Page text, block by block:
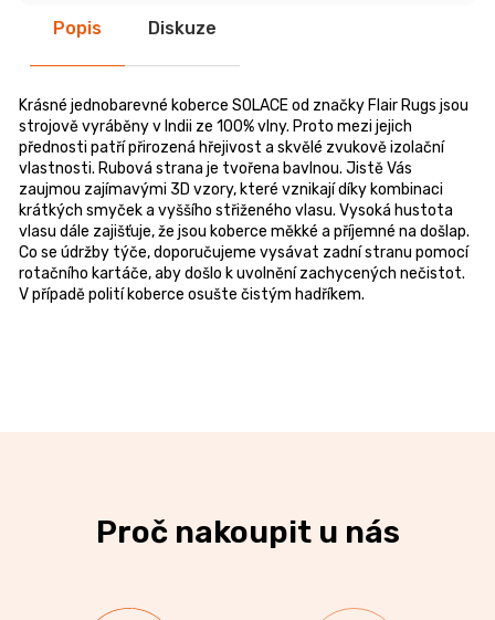
Popis Diskuze
Krásné jednobarevné koberce SOLACE od značky Flair Rugs jsou
strojově vyráběny v Indii ze 100% vlny. Proto mezi jejich
přednosti patří přirozená hřejivost a skvělé zvukově izolační
vlastnosti. Rubová strana je tvořena bavlnou. Jistě Vás
zaujmou zajímavými 3D vzory, které vznikají díky kombinaci
krátkých smyček a vyššího střiženého vlasu. Vysoká hustota
vlasu dále zajišťuje, že jsou koberce měkké a příjemné na došlap.
Co se údržby týče, doporučujeme vysávat zadní stranu pomocí
rotačního kartáče, aby došlo k uvolnění zachycených nečistot.
V případě polití koberce osušte čistým hadříkem.
Proč nakoupit u nás